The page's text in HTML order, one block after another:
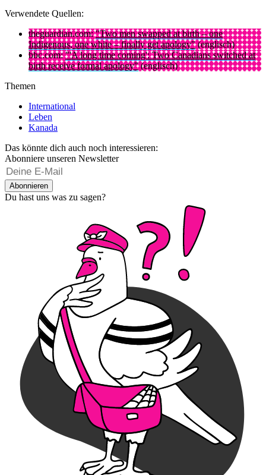
Verwendete Quellen:
theguardian.com:"Two men swapped at birth – one
Indigenous, one white – finally get apology"(englisch)
bbc.com:"'A long time coming': Two Canadians switched at
birth receive formal apology"(englisch)
Themen
International
Leben
Kanada
Das könnte dich auch noch interessieren:
Abonniere unseren Newsletter
Abonnieren
Du hast uns was zu sagen?